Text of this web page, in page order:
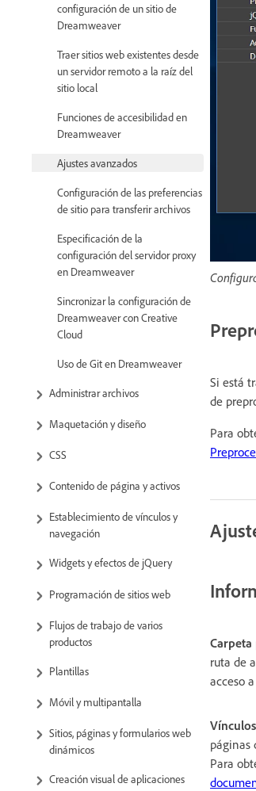
configuración de un sitio de
Dreamweaver
Traer sitios web existentes desde
un servidor remoto a la raíz del
sitio local
Funciones de accesibilidad en
Dreamweaver
Ajustes avanzados
Configuración de las preferencias
de sitio para transferir archivos
Especificación de la
configuración del servidor proxy
en Dreamweaver
Sincronizar la configuración de
Dreamweaver con Creative
Cloud
Uso de Git en Dreamweaver
Administrar archivos
Maquetación y diseño
CSS
Contenido de página y activos
Establecimiento de vínculos y
navegación
Widgets y efectos de jQuery
Programación de sitios web
Flujos de trabajo de varios
productos
Plantillas
Móvil y multipantalla
Sitios, páginas y formularios web
dinámicos
Creación visual de aplicaciones
Si está
de
Para
ruta de
acceso
páginas
Para